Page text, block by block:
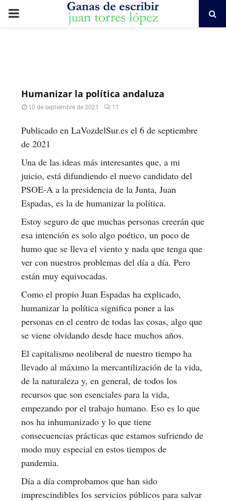
PRIMARY
Humanizar la política andaluza
10 de septiembre de 2021 11
Publicado en LaVozdelSur.es el 6 de septiembre
de 2021
Una de las ideas más interesantes que, a mi
juicio, está difundiendo el nuevo candidato del
PSOE-A a la presidencia de la Junta, Juan
Espadas, es la de humanizar la política.
Estoy seguro de que muchas personas creerán que
esa intención es solo algo poético, un poco de
humo que se lleva el viento y nada que tenga que
ver con nuestros problemas del día a día. Pero
están muy equivocadas.
Como el propio Juan Espadas ha explicado,
humanizar la política significa poner a las
personas en el centro de todas las cosas, algo que
se viene olvidando desde hace muchos años.
El capitalismo neoliberal de nuestro tiempo ha
llevado al máximo la mercantilización de la vida,
de la naturaleza y, en general, de todos los
recursos que son esenciales para la vida,
empezando por el trabajo humano. Eso es lo que
nos ha inhumanizado y lo que tiene
consecuencias prácticas que estamos sufriendo de
modo muy especial en estos tiempos de
pandemia.
Día a día comprobamos que han sido
imprescindibles los servicios públicos para salvar